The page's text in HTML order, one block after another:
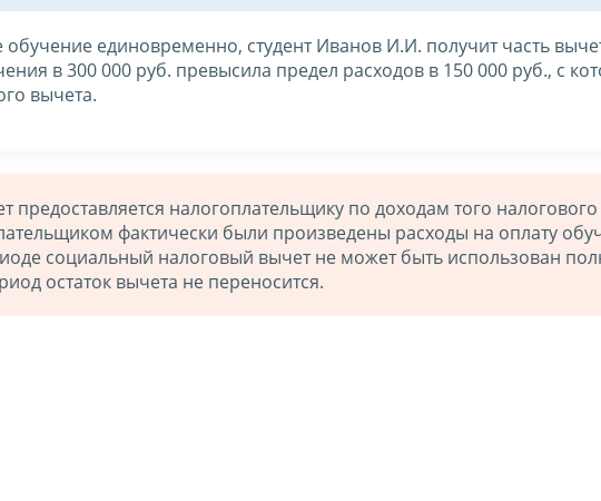
единовременно, студент Иванов И.И. получит часть
в 300 000 руб. превысила предел расходов в 150 000 руб., с
вычета.
налогоплательщику по доходам того налогового
фактически были произведены расходы на оплату
социальный налоговый вычет не может быть использован
остаток вычета не переносится.